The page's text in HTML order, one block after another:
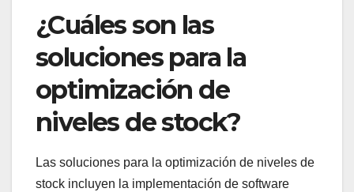
¿Cuáles son las
soluciones para la
optimización de
niveles de stock?
Las soluciones para la optimización de niveles de
stock incluyen la implementación de software